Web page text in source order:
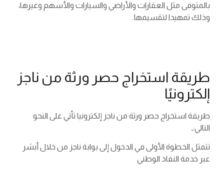
بالمتوفى مثل العقارات والأراضي والسيارات والأسهم وغيرها،
وذلك تمهيدا لتقسيمها.
طريقة استخراج حصر ورثة من ناجز
إلكترونيًا
طريقة استخراج حصر ورثة من ناجز إلكترونيا تأتي على النحو
التالي:ـ
تتمثل الخطوة الأولى في الدخول إلى بوابة ناجز من خلال أبشر
عبر خدمة النفاذ الوطني